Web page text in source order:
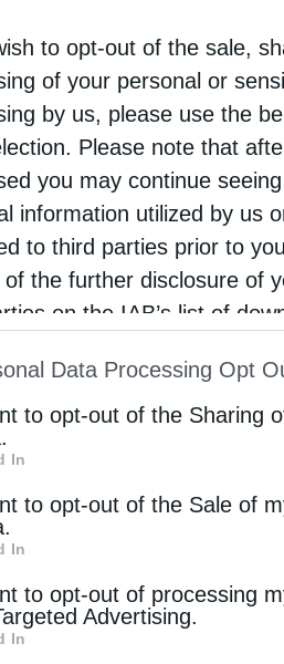
to opt-out of the sale,
of your personal or
by us, please use the
Please note that
you may continue
information utilized by us
to third parties prior to
the further disclosure of
on the IAB’s list of
of Downstream
parties.
Data Processing Opt
to opt-out of the Sharing
In
to opt-out of the Sale of
In
to opt-out of processing
Advertising.
In